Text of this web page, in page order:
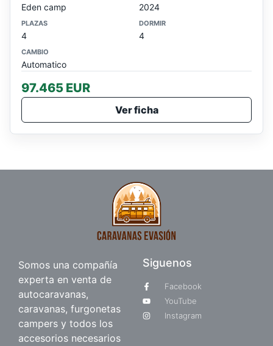
Eden camp 2024
PLAZAS
4
DORMIR
4
CAMBIO
Automatico
97.465 EUR
Ver ficha
Somos una compañía
experta en venta de
autocaravanas,
caravanas, furgonetas
campers y todos los
accesorios necesarios
Siguenos
Facebook
YouTube
Instagram